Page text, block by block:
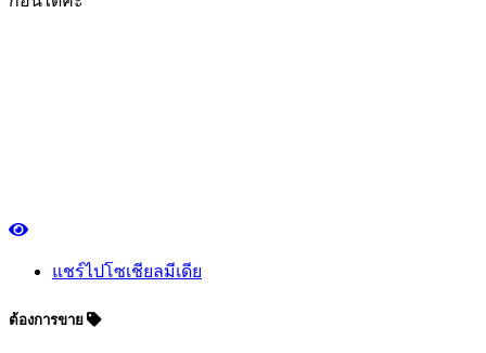
แชร์ไปโซเชียลมีเดีย
ต้องการขาย